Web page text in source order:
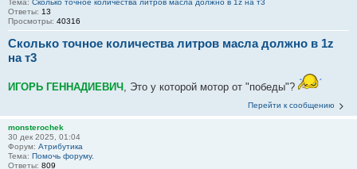
Тема: Сколько точное количества литров масла должно в 1z на т3
Ответы: 13
Просмотры: 40316
Сколько точное количества литров масла должно в 1z
на т3
ИГОРЬ ГЕННАДИЕВИЧ , Это у которой мотор от "победы"?
Перейти к сообщению
monsterochek
30 дек 2025, 01:04
Форум: Атрибутика
Тема: Помочь форуму.
Ответы: 809